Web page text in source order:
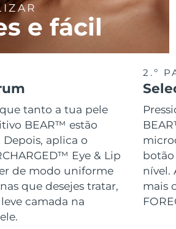
e fácil
tanto a tua pele
BEAR™ estão
Depois, aplica o
Eye & Lip
de modo uniforme
que desejes tratar,
camada na
2.º
nível.
mais